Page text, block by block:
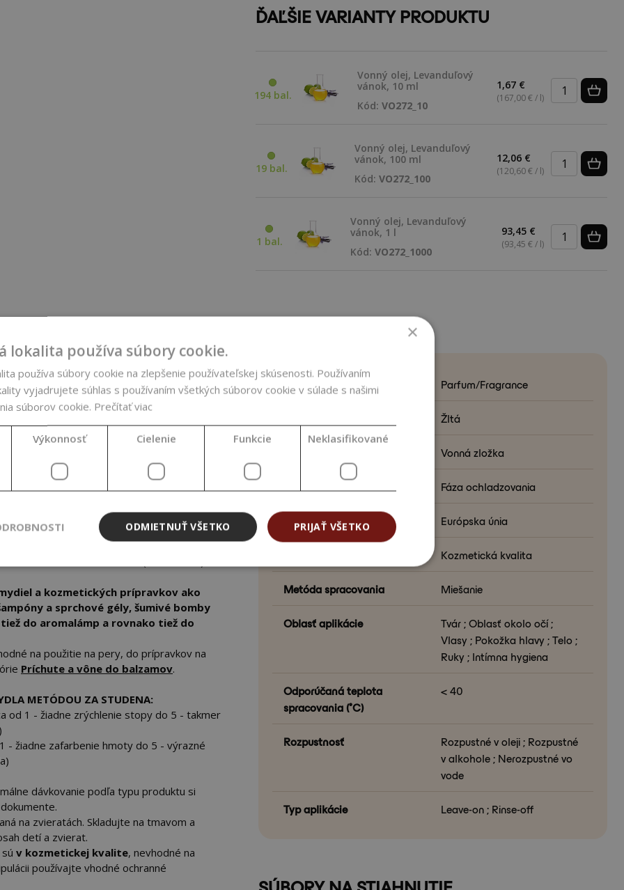
ĎAĽŠIE VARIANTY PRODUKTU
194 bal.
Vonný olej, Levanduľový
vánok, 10 ml
Kód: VO272_10
1,67 €
(167,00 € / l)
19 bal.
Vonný olej, Levanduľový
vánok, 100 ml
Kód: VO272_100
12,06 €
(120,60 € / l)
1 bal.
Vonný olej, Levanduľový
vánok, 1 l
Kód:VO272_1000
93,45 €
(93,45 € / l)
n áznakom bergamotu, práškovej vanilky a
zahŕňa všetky formy vanilínu)
1-5%, sviečky 5-10% (presné
typu produktu si pozrite v priloženom IFRA
a mydlo. Dôkladne preto vôňu
oleje vyrobené v EÚ a spĺňajú
sú 100% koncentrované (nezriedené) a
a kozmetických prípravkov ako
a sprchové gély, šumivé bomby
do aromalámp a rovnako tiež do
na použitie na pery, do prípravkov na
Príchute a vône do balzamov.
METÓDOU ZA STUDENA:
od 1 - žiadne zrýchlenie stopy do 5 - takmer
- žiadne zafarbenie hmoty do 5 - výrazné
dávkovanie podľa typu produktu si
na zvieratách. Skladujte na tmavom a
detí a zvierat.
v kozmetickej kvalite, nevhodné na
používajte vhodné ochranné
INCI Parfum/Fragrance
Žltá
Vonná zložka
Fáza ochladzovania
Krajina pôvodu Európska únia
Kozmetická kvalita
Metóda spracovania Miešanie
Oblasť aplikácie
Tvár ; Oblasť okolo očí ;
Vlasy ; Pokožka hlavy ; Telo ;
Ruky ; Intímna hygiena
Odporúčaná teplota
spracovania (°C)
< 40
Rozpustnosť
Rozpustné v oleji ; Rozpustné
v alkohole ; Nerozpustné vo
vode
Typ aplikácie Leave-on ; Rinse-off
×
lokalita používa súbory cookie.
používa súbory cookie na zlepšenie používateľskej skúsenosti. Používaním
vyjadrujete súhlas s používaním všetkých súborov cookie v súlade s našimi
súborov cookie. Prečítať viac
Výkonnosť Cielenie Funkcie Neklasifikované
PRIJAŤ VŠETKO
ODMIETNUŤ VŠETKO